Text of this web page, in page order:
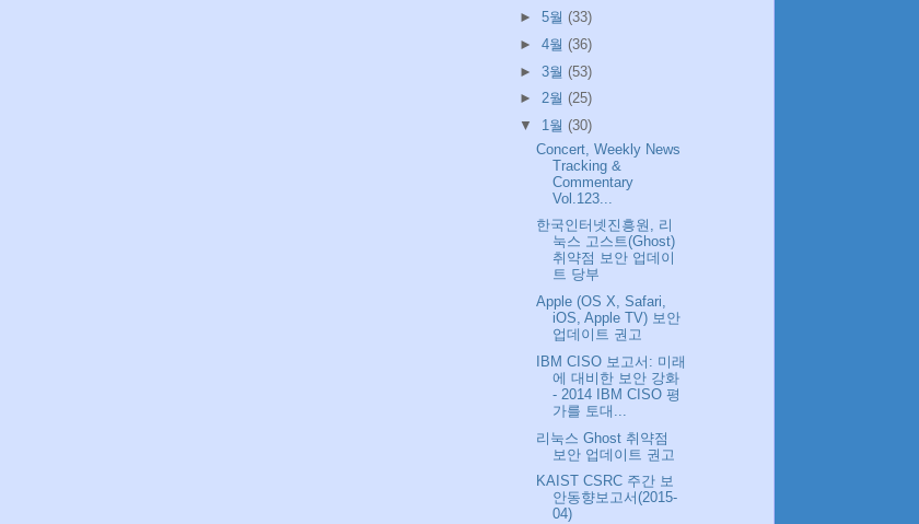
► 5월 (33)
► 4월 (36)
► 3월 (53)
► 2월 (25)
▼ 1월 (30)
Concert, Weekly News
Tracking &
Commentary
Vol.123...
한국인터넷진흥원, 리
눅스 고스트(Ghost)
취약점 보안 업데이
트 당부
Apple (OS X, Safari,
iOS, Apple TV) 보안
업데이트 권고
IBM CISO 보고서: 미래
에 대비한 보안 강화
- 2014 IBM CISO 평
가를 토대...
리눅스 Ghost 취약점
보안 업데이트 권고
KAIST CSRC 주간 보
안동향보고서(2015-
04)